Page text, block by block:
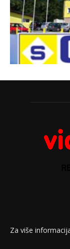
Za više